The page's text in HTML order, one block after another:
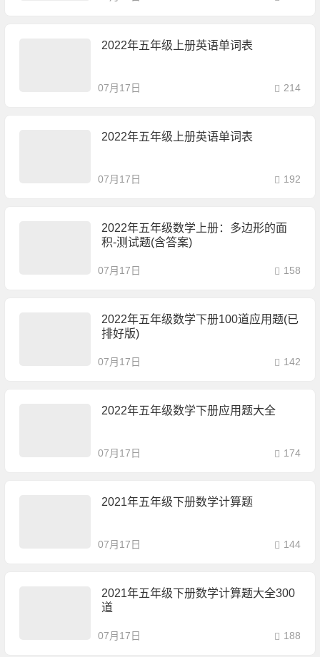
2022年五年级上册英语单词表
07月17日 214
2022年五年级上册英语单词表
07月17日 192
2022年五年级数学上册：多边形的面
积-测试题(含答案)
07月17日 158
2022年五年级数学下册100道应用题(已
排好版)
07月17日 142
2022年五年级数学下册应用题大全
07月17日 174
2021年五年级下册数学计算题
07月17日 144
2021年五年级下册数学计算题大全300
道
07月17日 188